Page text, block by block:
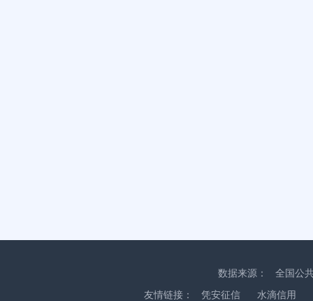
数据来源：
全国公
友情链接：
凭安征信 水滴信用